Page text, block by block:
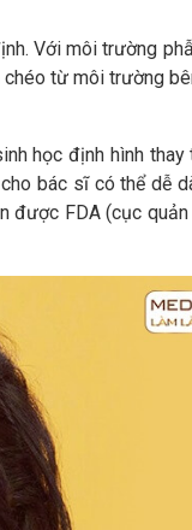
Với môi trường
chéo từ môi trường
học định hình thay
bác sĩ có thể dễ
được FDA (cục